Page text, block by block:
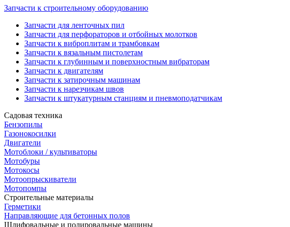
Запчасти к строительному оборудованию
Запчасти для ленточных пил
Запчасти для перфораторов и отбойных молотков
Запчасти к виброплитам и трамбовкам
Запчасти к вязальным пистолетам
Запчасти к глубинным и поверхностным вибраторам
Запчасти к двигателям
Запчасти к затирочным машинам
Запчасти к нарезчикам швов
Запчасти к штукатурным станциям и пневмоподатчикам
Садовая техника
Бензопилы
Газонокосилки
Двигатели
Мотоблоки / культиваторы
Мотобуры
Мотокосы
Мотоопрыскиватели
Мотопомпы
Строительные материалы
Герметики
Направляющие для бетонных полов
Шлифовальные и полировальные машины